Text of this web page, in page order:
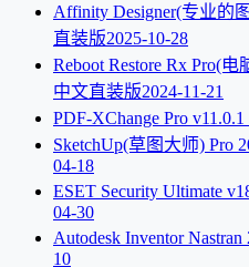
Affinity Designer(专业的
直装版2025-10-28
Reboot Restore Rx Pro(
中文直装版2024-11-21
PDF-XChange Pro
SketchUp(草图大师) Pro
04-18
ESET Security Ultimate
04-30
Autodesk Inventor
10